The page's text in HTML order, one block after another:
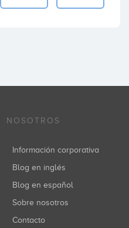
NOSOTROS
Información corporativa
Blog en inglés
Blog en español
Sobre nosotros
Contacto